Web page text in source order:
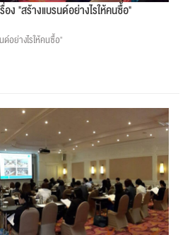
ง "สร้างแบรนด์อย่างไรให้คนซื้อ"
อย่างไรให้คนซื้อ"